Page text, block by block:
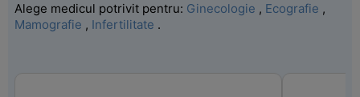
Alege medicul potrivit pentru: Ginecologie , Ecografie ,
Mamografie , Infertilitate .